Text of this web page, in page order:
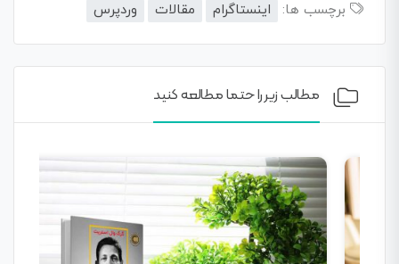
برچسب ها: اینستاگرام مقالات وردپرس
مطالب زیر را حتما مطالعه کنید